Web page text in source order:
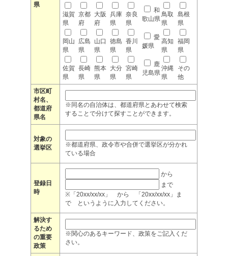
県
滋賀
県
京都
府
大阪
府
兵庫
県
奈良
県
和
歌山県
鳥取
県
島根
県
岡山
県
広島
県
山口
県
徳島
県
香川
県
愛
媛県
高知
県
福岡
県
佐賀
県
長崎
県
熊本
県
大分
県
宮崎
県
鹿
児島県
沖縄
県
その
他
市区町
村名、
都道府
県名
※同名の自治体は、都道府県とあわせて検索
することで分けて探すことができます。
対象の
選挙区
※都道府県、政令市や合併で選挙区が分かれ
ている場合
登録日
時
から
まで
※「20xx/xx/xx」 から 「20xx/xx/xx」ま
で というように入力してください。
解決す
るため
の重要
政策
※関心のあるキーワード、政策をご記入くだ
さい。